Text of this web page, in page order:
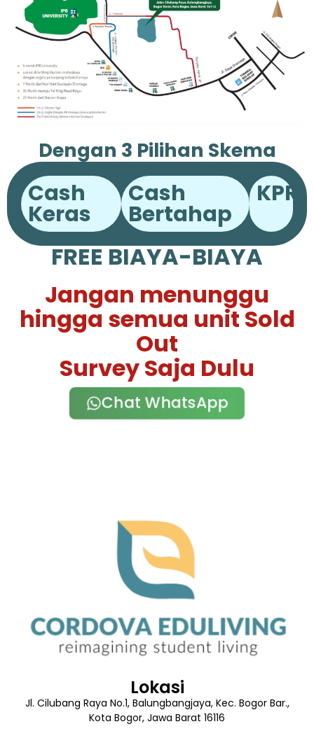
Dengan 3 Pilihan Skema
Pembayaran
Cash
Keras
Cash
Bertahap
KPR
FREE BIAYA-BIAYA
Jangan menunggu
hingga semua unit Sold
Out
Survey Saja Dulu
Chat WhatsApp
Lokasi
Jl. Cilubang Raya No.1, Balungbangjaya, Kec. Bogor Bar.,
Kota Bogor, Jawa Barat 16116